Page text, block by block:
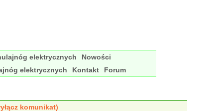
elektrycznych
Nowości
elektrycznych Kontakt Forum
komunikat)